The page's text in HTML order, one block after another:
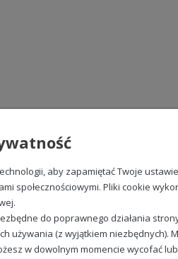
aby zapamiętać Twoje
społecznościowymi. Pliki cookie
do poprawnego działania
używania (z wyjątkiem
w dowolnym momencie wycofać